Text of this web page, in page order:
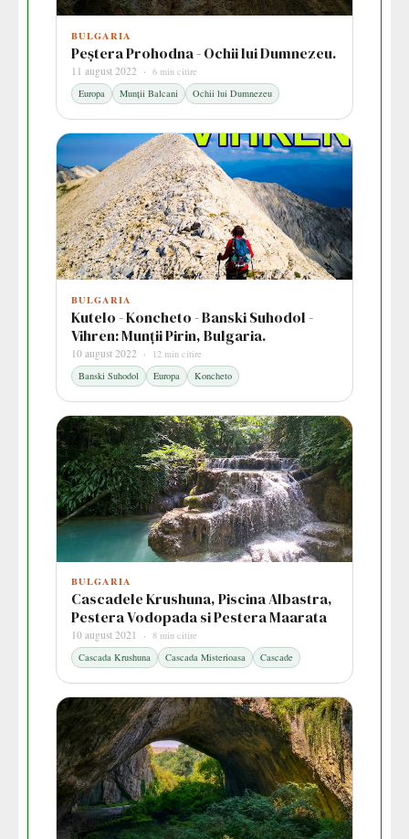
BULGARIA
Peștera Prohodna - Ochii lui Dumnezeu.
11 august 2022 · 6 min citire
Europa
Munții Balcani Ochii lui Dumnezeu
BULGARIA
Kutelo - Koncheto - Banski Suhodol -
Vihren: Munții Pirin, Bulgaria.
10 august 2022 ·
12 min citire
Banski Suhodol
Europa Koncheto
BULGARIA
Cascadele Krushuna, Piscina Albastra,
Pestera Vodopada si Pestera Maarata
10 august 2021 · 8 min citire
Cascada Krushuna
Cascada Misterioasa Cascade